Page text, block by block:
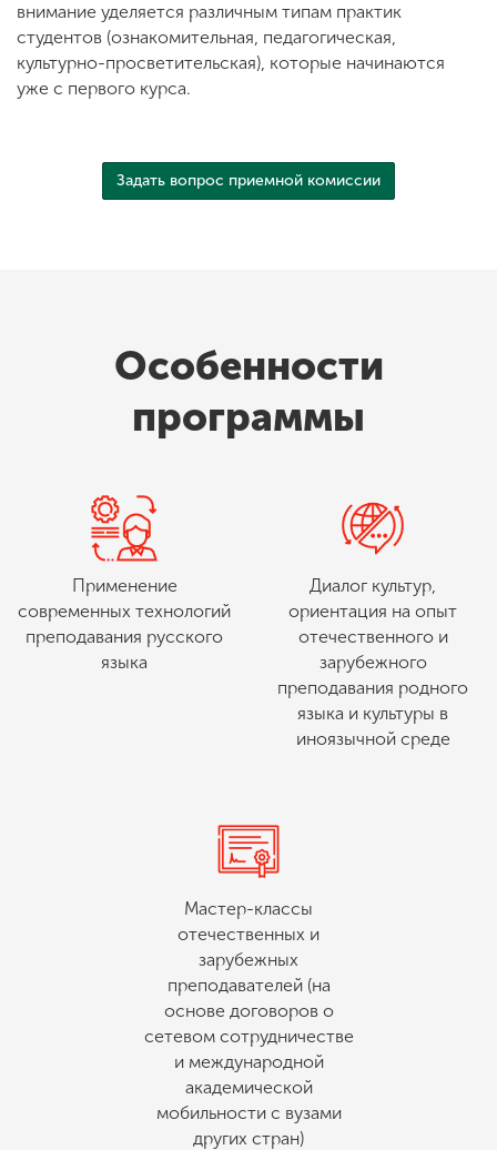
внимание уделяется различным типам практик
студентов (ознакомительная, педагогическая,
культурно-просветительская), которые начинаются
уже с первого курса.
Задать вопрос приемной комиссии
Особенности
программы
Применение
современных технологий
преподавания русского
языка
Диалог культур,
ориентация на опыт
отечественного и
зарубежного
преподавания родного
языка и культуры в
иноязычной среде
Мастер-классы
отечественных и
зарубежных
преподавателей (на
основе договоров о
сетевом сотрудничестве
и международной
академической
мобильности с вузами
других стран)